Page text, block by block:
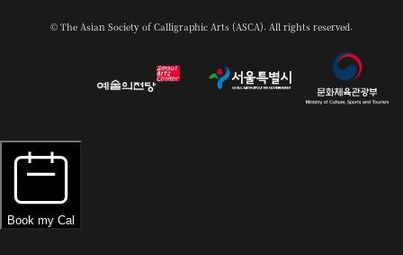
© The Asian Society of Calligraphic Arts (ASCA). All rights reserved.